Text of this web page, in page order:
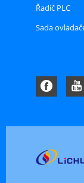
RS485 nebo
Ethercat Bus
Řadič PLC
Sada